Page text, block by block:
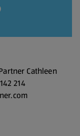
Cathleen
214